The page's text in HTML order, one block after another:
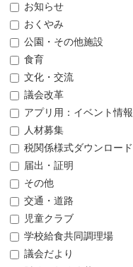
お知らせ
おくやみ
公園・その他施設
食育
文化・交流
議会改革
アプリ用：イベント情報
人材募集
税関係様式ダウンロード
届出・証明
その他
交通・道路
児童クラブ
学校給食共同調理場
議会だより